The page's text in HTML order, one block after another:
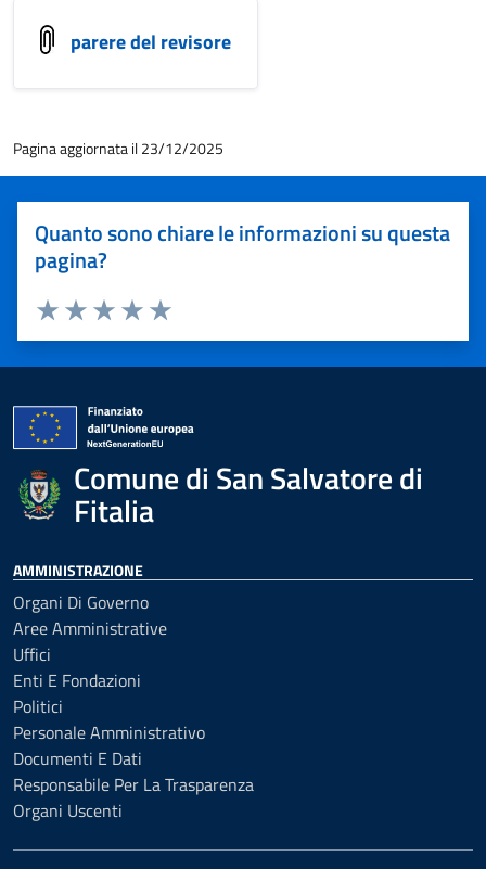
parere del revisore
Pagina aggiornata il 23/12/2025
Quanto sono chiare le informazioni su questa
pagina?
Valuta 5 stelle su 5
Valuta 4 stelle su 5
Valuta 3 stelle su 5
Valuta 2 stelle su 5
Valuta 1 stelle su 5
Comune di San Salvatore di
Fitalia
AMMINISTRAZIONE
Organi Di Governo
Aree Amministrative
Uffici
Enti E Fondazioni
Politici
Personale Amministrativo
Documenti E Dati
Responsabile Per La Trasparenza
Organi Uscenti